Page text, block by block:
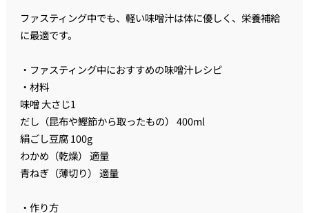
ファスティング中でも、軽い味噌汁は体に優しく、栄養補給
に最適です。
・ファスティング中におすすめの味噌汁レシピ
・材料
味噌 大さじ1
だし（昆布や鰹節から取ったもの） 400ml
絹ごし豆腐 100g
わかめ（乾燥） 適量
青ねぎ（薄切り） 適量
・作り方